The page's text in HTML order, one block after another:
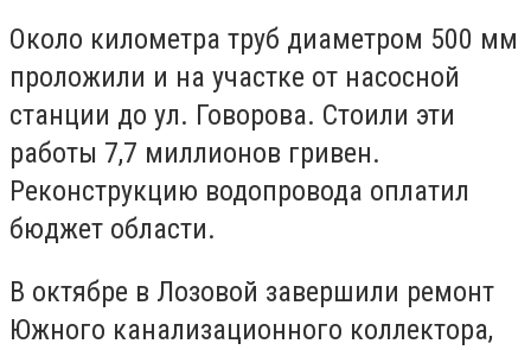
Около километра труб диаметром 500 мм
проложили и на участке от насосной
станции до ул. Говорова. Стоили эти
работы 7,7 миллионов гривен.
Реконструкцию водопровода оплатил
бюджет области.
В октябре в Лозовой завершили ремонт
Южного канализационного коллектора,